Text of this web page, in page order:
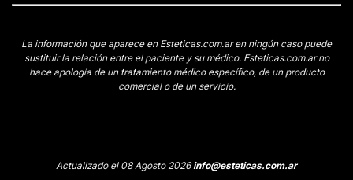
La información que aparece en Esteticas.com.ar en ningún caso puede
sustituir la relación entre el paciente y su médico. Esteticas.com.ar no
hace apología de un tratamiento médico específico, de un producto
comercial o de un servicio.
Actualizado el 08 Agosto 2026info@esteticas.com.ar